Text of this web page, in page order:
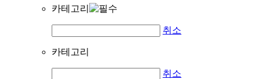
카테고리
취소
카테고리
취소